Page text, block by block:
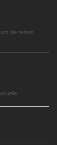
die reinen